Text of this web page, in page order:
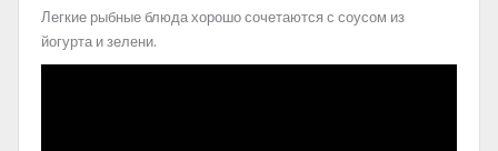
Легкие рыбные блюда хорошо сочетаются с соусом из
йогурта и зелени.